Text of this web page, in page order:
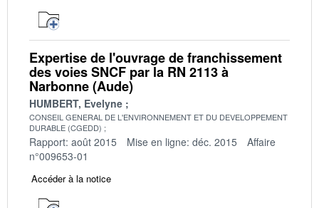
Expertise de l'ouvrage de franchissement
des voies SNCF par la RN 2113 à
Narbonne (Aude)
HUMBERT, Evelyne
CONSEIL GENERAL DE L'ENVIRONNEMENT ET DU DEVELOPPEMENT
DURABLE (CGEDD)
Rapport: août 2015 Mise en ligne: déc. 2015
Affaire
n°009653-01
Accéder à la notice